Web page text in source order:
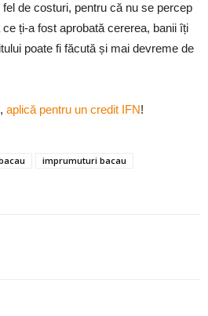
de costuri, pentru că nu se percep
ți-a fost aprobată cererea, banii îți
poate fi făcută și mai devreme de
aplică pentru un credit IFN!
imprumuturi bacau